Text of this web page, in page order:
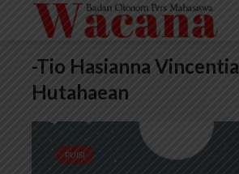
-Tio Hasianna Vincentia
Hutahaean
PUISI